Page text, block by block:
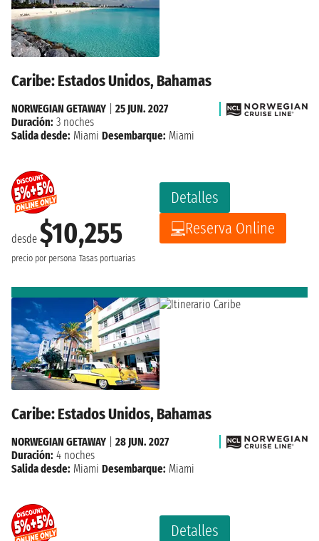
Caribe: Estados Unidos, Bahamas
desde $10,255
precio por persona Tasas portuarias
Detalles
Reserva Online
NORWEGIAN GETAWAY
25 JUN. 2027
Duración: 3 noches
Salida desde: Miami Desembarque: Miami
Caribe: Estados Unidos, Bahamas
Detalles
NORWEGIAN GETAWAY
28 JUN. 2027
Duración: 4 noches
Salida desde: Miami Desembarque: Miami